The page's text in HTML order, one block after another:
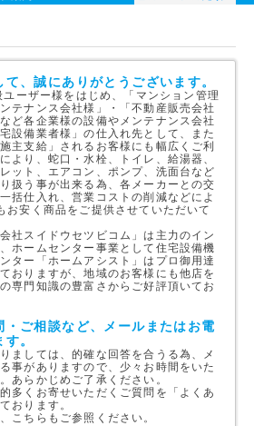
、誠にありがとうございます。
ーザー様をはじめ、「マンション管理
テナンス会社様」・「不動産販売会社
ど各企業様の設備やメンテナンス会社
設備業者様」の仕入れ先として、また
主支給」されるお客様にも幅広くご利
より、蛇口・水栓、トイレ、給湯器、
ット、エアコン、ポンプ、洗面台など
扱う事が出来る為、各メーカーとの交
括仕入れ、営業コストの削減などによ
お安く商品をご提供させていただいて
社スイドウセツビコム」は主力のイン
ホームセンター事業として住宅設備機
ター「ホームアシスト」はプロ御用達
おりますが、地域のお客様にも他店を
専門知識の豊富さからご好評頂いてお
・ご相談など、メールまたはお電
。
ましては、的確な回答を合うる為、メ
事がありますので、少々お時間をいた
あらかじめご了承ください。
多くお寄せいただくご質問を「よくあ
おります。
こちらもご参照ください。